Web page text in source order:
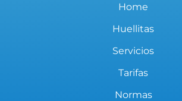
Home
Huellitas
Servicios
Tarifas
Normas